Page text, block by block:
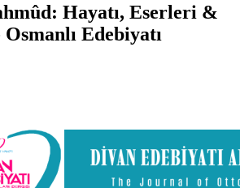
Hayatı, Eserleri &
Edebiyatı